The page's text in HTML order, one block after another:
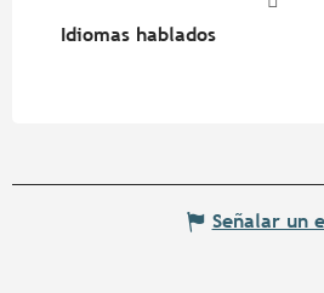
Idiomas hablados
Idiomas hablados
Señalar un